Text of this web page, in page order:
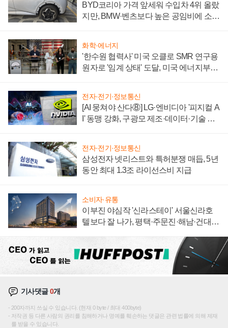
BYD코리아 가격 앞세워 수입차 4위 올랐
지만, BMW·벤츠보다 높은 공임비에 소비
화학·에너지
'한수원 협력사' 미국 오클로 SMR 연구용
원자로 '임계 상태' 도달, 미국 에너지부
전자·전기·정보통신
[AI 뭉쳐야 산다⑧] LG·엔비디아 '피지컬 A
I' 동맹 강화, 구광모 제조·데이터·기술 결
전자·전기·정보통신
삼성전자 넷리스트와 특허분쟁 매듭, 5년
동안 최대 1.3조 라이선스비 지급
소비자·유통
이부진 야심작 '신라스테이' 서울신라호
텔보다 잘 나가, 평택·주문진·해남·건대로
기사댓글0개
200자까지 쓰실 수 있습니다. (현재 0 byte / 최대 400byte)
저작권 등 다른 사람의 권리를 침해하거나 명예를 훼손하는 댓글은 관련 법률에 의해 제재
를 받을 수 있습니다.